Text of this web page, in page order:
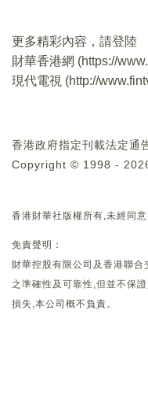
更多精彩內容，請登陸
財華香港網 (https://
現代電視 (http://
香港政府指定刊載法定通
Copyright © 1998 -
香港財華社版權所有,未經同意
免責聲明：
財華控股有限公司及香港聯
之準確性及可靠性,但並不保
損失,本公司概不負責。